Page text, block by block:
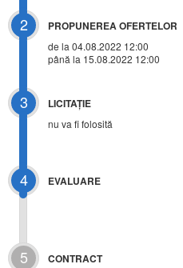
2 PROPUNEREA OFERTELOR
de la 04.08.2022 12:00
până la 15.08.2022 12:00
3 LICITAŢIE
nu va fi folosită
4 EVALUARE
5 CONTRACT